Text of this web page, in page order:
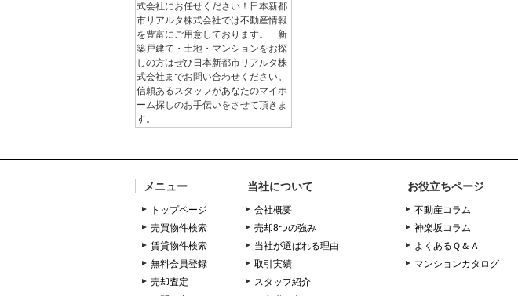
式会社にお任せください！日本新都
市リアルタ株式会社では不動産情報
を豊富にご用意しております。 新
築戸建て・土地・マンションをお探
しの方はぜひ日本新都市リアルタ株
式会社までお問い合わせください。
信頼あるスタッフがあなたのマイホ
ーム探しのお手伝いをさせて頂きま
す。
メニュー
トップページ
売買物件検索
賃貸物件検索
無料会員登録
売却査定
当社について
会社概要
売却8つの強み
当社が選ばれる理由
取引実績
スタッフ紹介
お役立ちページ
不動産コラム
神楽坂コラム
よくあるＱ＆Ａ
マンションカタログ